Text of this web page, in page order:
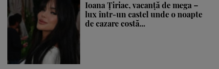
Ioana Țiriac, vacanță de mega –
lux într-un castel unde o noapte
de cazare costă...